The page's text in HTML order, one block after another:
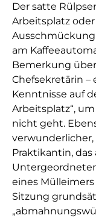
Der satte
Arbeitsplatz
am
Bemerkung
Chefsekretärin –
Kenntnisse auf
Arbeitsplatz“,
nicht geht.
Praktikantin, das
eines
Sitzung